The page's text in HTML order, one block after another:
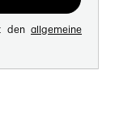
den allgemeine